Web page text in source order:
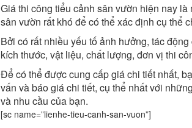
Giá thi công tiểu cảnh sân vườn hiện nay
sân vườn rất khó để có thể xác định cụ thể
Bởi có rất nhiều yếu tố ảnh hưởng, tác
kích thước, vật liệu, chất lượng, đơn vị thi
Để có thể được cung cấp giá chi tiết nhất,
vấn và báo giá chi tiết, cụ thể nhất với
và nhu cầu của bạn.
[sc name=”lienhe-tieu-canh-san-vuon”]